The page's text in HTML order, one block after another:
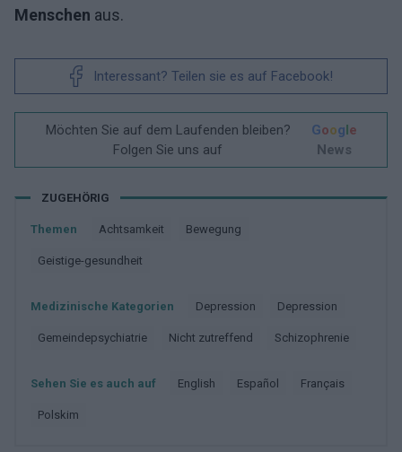
Menschen aus.
Interessant? Teilen sie es auf Facebook!
Möchten Sie auf dem Laufenden bleiben?
Folgen Sie uns auf
Google
News
ZUGEHÖRIG
Themen Achtsamkeit Bewegung
Geistige-gesundheit
Medizinische Kategorien Depression Depression
Gemeindepsychiatrie Nicht zutreffend Schizophrenie
Sehen Sie es auch auf english español français
polskim